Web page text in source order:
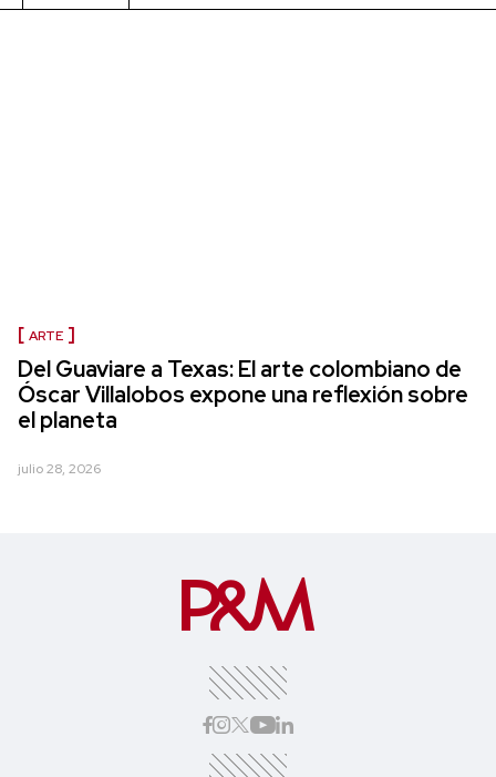
ARTE
Del Guaviare a Texas: El arte colombiano de
Óscar Villalobos expone una reflexión sobre
el planeta
julio 28, 2026